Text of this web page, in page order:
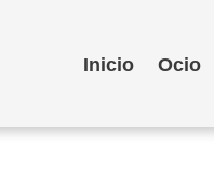
Inicio Ocio